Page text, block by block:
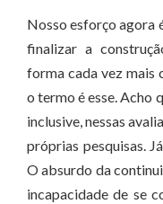
Nosso esforço agora
finalizar a
forma cada vez mais
o termo é esse. Acho
inclusive, nessas
próprias pesquisas.
O absurdo da
incapacidade de se